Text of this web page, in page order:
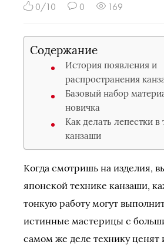
0/10 0 169
Содержание
История появления и
распространения
Базовый набор
новичка
Как делать лепестки в
канзаши
Когда смотришь на изделия,
японской технике канзаши,
тонкую работу могут
истинные мастерицы с
самом же деле технику ценят